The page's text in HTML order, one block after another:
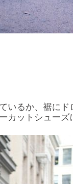
いるか、裾に
カットシューズ